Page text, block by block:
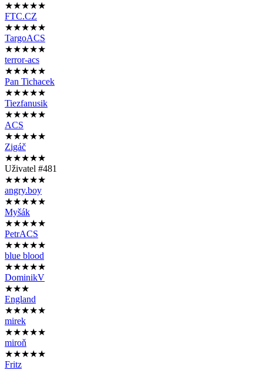
★★★★★
FTC.CZ
★★★★★
TargoACS
★★★★★
terror-acs
★★★★★
Pan Tichacek
★★★★★
Tiezfanusik
★★★★★
ACS
★★★★★
Zigáč
★★★★★
Uživatel #481
★★★★★
angry.boy
★★★★★
Myšák
★★★★★
PetrACS
★★★★★
blue blood
★★★★★
DominikV
★★★
England
★★★★★
mirek
★★★★★
miroň
★★★★★
Fritz